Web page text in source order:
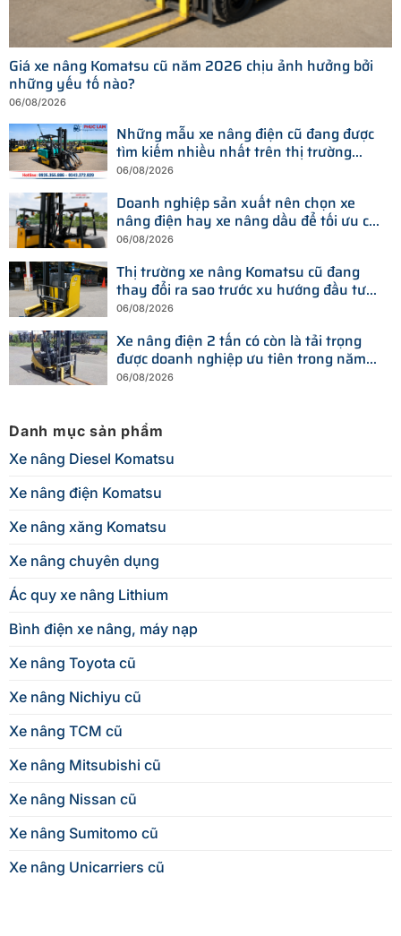
Giá xe nâng Komatsu cũ năm 2026 chịu ảnh hưởng bởi
những yếu tố nào?
06/08/2026
Những mẫu xe nâng điện cũ đang được
tìm kiếm nhiều nhất trên thị trường
hiện nay
06/08/2026
Doanh nghiệp sản xuất nên chọn xe
nâng điện hay xe nâng dầu để tối ưu chi
phí?
06/08/2026
Thị trường xe nâng Komatsu cũ đang
thay đổi ra sao trước xu hướng đầu tư
thiết bị mới?
06/08/2026
Xe nâng điện 2 tấn có còn là tải trọng
được doanh nghiệp ưu tiên trong năm
2026?
06/08/2026
Danh mục sản phẩm
Xe nâng Diesel Komatsu
Xe nâng điện Komatsu
Xe nâng xăng Komatsu
Xe nâng chuyên dụng
Ác quy xe nâng Lithium
Bình điện xe nâng, máy nạp
Xe nâng Toyota cũ
Xe nâng Nichiyu cũ
Xe nâng TCM cũ
Xe nâng Mitsubishi cũ
Xe nâng Nissan cũ
Xe nâng Sumitomo cũ
Xe nâng Unicarriers cũ